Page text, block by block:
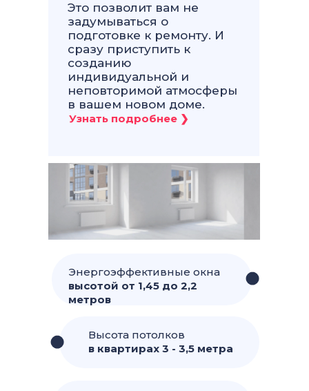
Это позволит вам не
задумываться о
подготовке к ремонту. И
сразу приступить к
созданию
индивидуальной и
неповторимой атмосферы
в вашем новом доме.
Высота потолков
в квартирах 3 - 3,5 метра
Энергоэффективные окна
высотой от 1,45 до 2,2
метров